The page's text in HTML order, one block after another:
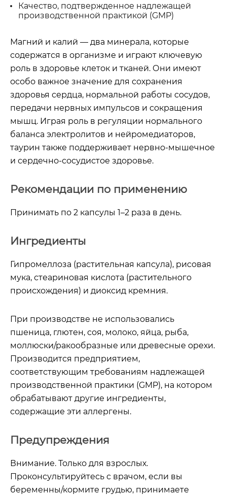
Качество, подтвержденное надлежащей
производственной практикой (GMP)
Магний и калий — два минерала, которые
содержатся в организме и играют ключевую
роль в здоровье клеток и тканей. Они имеют
особо важное значение для сохранения
здоровья сердца, нормальной работы сосудов,
передачи нервных импульсов и сокращения
мышц. Играя роль в регуляции нормального
баланса электролитов и нейромедиаторов,
таурин также поддерживает нервно-мышечное
и сердечно-сосудистое здоровье.
Рекомендации по применению
Принимать по 2 капсулы 1–2 раза в день.
Ингредиенты
Гипромеллоза (растительная капсула), рисовая
мука, стеариновая кислота (растительного
происхождения) и диоксид кремния.
При производстве не использовались
пшеница, глютен, соя, молоко, яйца, рыба,
моллюски/ракообразные или древесные орехи.
Производится предприятием,
соответствующим требованиям надлежащей
производственной практики (GMP), на котором
обрабатывают другие ингредиенты,
содержащие эти аллергены.
Предупреждения
Внимание. Только для взрослых.
Проконсультируйтесь с врачом, если вы
беременны/кормите грудью, принимаете